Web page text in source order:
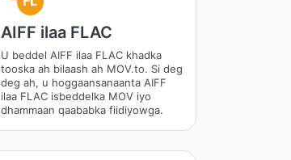
AIFF ilaa FLAC
U beddel AIFF ilaa FLAC khadka
tooska ah bilaash ah MOV.to. Si deg
deg ah, u hoggaansanaanta AIFF
ilaa FLAC isbeddelka MOV iyo
dhammaan qaababka fiidiyowga.